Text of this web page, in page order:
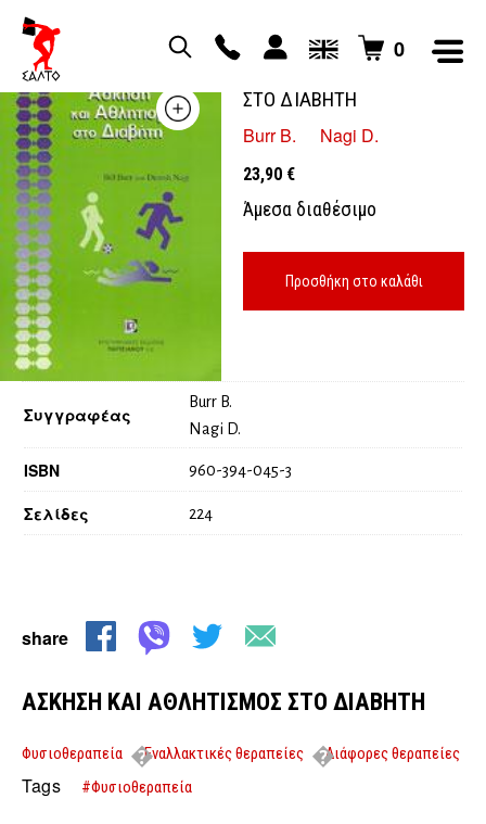
0
ΣΤΟ ΔΙΑΒΗΤΗ
Burr B.
Nagi D.
23,90 €
Άμεσα διαθέσιμο
Προσθήκη στο καλάθι
Συγγραφέας
Burr B.
Nagi D.
ISBN 960-394-045-3
Σελίδες 224
share
ΑΣΚΗΣΗ ΚΑΙ ΑΘΛΗΤΙΣΜΟΣ ΣΤΟ ΔΙΑΒΗΤΗ
Φυσιοθεραπεία Εναλλακτικές θεραπείες
Διάφορες θεραπείες
ΑΣΚΗΣΗ ΚΑΙ ΑΘΛΗΤΙΣΜΟΣ ΣΤΟ ΔΙΑΒΗΤΗ
Tags #Φυσιοθεραπεία